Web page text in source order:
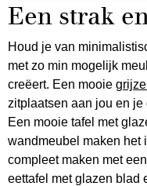
Een strak
Houd je van
met zo min mogelijk
creëert. Een mooie
zitplaatsen aan jou en
Een mooie tafel met
wandmeubel maken het
compleet maken met
eettafel met glazen blad